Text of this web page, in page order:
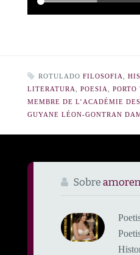
ROTULADO FILOSOFIA
LITERATURA
POESIA PORTO
MEMBRE DE L’ACADÉMIE
GUYANE LÉON-GONTRAN
Sobre